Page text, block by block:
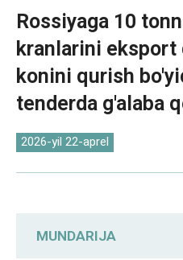
Rossiyaga 10
kranlarini
konini qurish
tenderda g'alaba
2026-yil 22-aprel
MUNDARIJA
Беларуская мова
Kiswahili
Dansk
Norsk